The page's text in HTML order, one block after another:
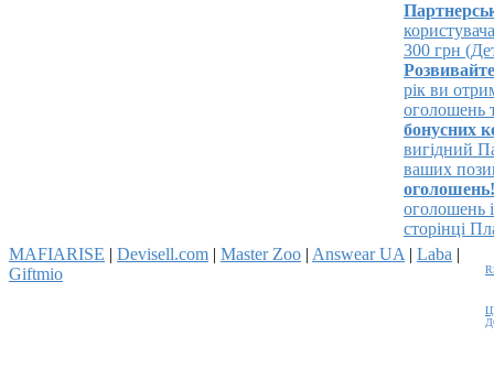
користувача!
300 грн
Розвивайте
рік ви
оголошень та
бонусних
вигідний
ваших
оголошень!
оголошень і
сторінці
MAFIARISE | Devisell.com | Master Zoo | Answear UA | Laba |
Giftmio